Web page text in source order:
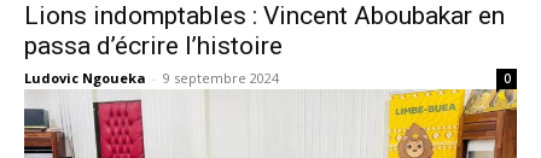
Lions indomptables : Vincent Aboubakar en
passa d’écrire l’histoire
Ludovic Ngoueka - 9 septembre 2024 0